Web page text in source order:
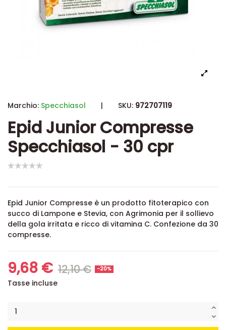
Marchio: Specchiasol | SKU: 972707119
Epid Junior Compresse
Specchiasol - 30 cpr
Epid Junior Compresse è un prodotto fitoterapico con
succo di Lampone e Stevia, con Agrimonia per il sollievo
della gola irritata e ricco di vitamina C. Confezione da 30
compresse.
9,68 € 12,10 € -20%
Tasse incluse